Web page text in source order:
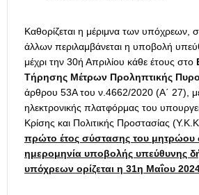
Καθορίζεται η μέριμνα των υπόχρεων,
άλλων περιλαμβάνεται η υποβολή
μέχρι την 30ή Απριλίου κάθε έτους στο
Τήρησης Μέτρων Προληπτικής
άρθρου 53Α του ν.4662/2020 (Α΄ 27),
ηλεκτρονικής πλατφόρμας του
Κρίσης και Πολιτικής Προστασίας
πρώτο έτος σύστασης του μητρώου
ημερομηνία υποβολής υπεύθυνης
υπόχρεων ορίζεται η 31η Μαΐου